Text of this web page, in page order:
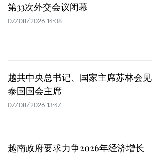
第33次外交会议闭幕
07/08/2026 14:08
越共中央总书记、国家主席苏林会见
泰国国会主席
07/08/2026 13:47
越南政府要求力争2026年经济增长